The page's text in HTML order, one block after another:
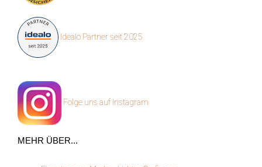
Idealo Partner seit 2025
Folge uns auf Instagram
MEHR ÜBER...